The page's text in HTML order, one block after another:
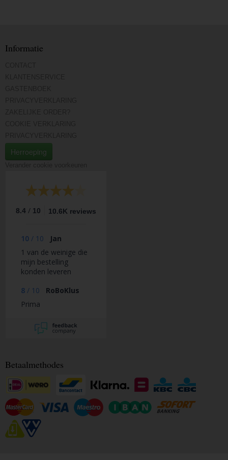
Informatie
Herroeping
8.4 / 10 10.6K reviews
10 / 10
Jan
1 van de weinige die
mijn bestelling
konden leveren
8 / 10
RoBoKlus
Prima
Betaalmethodes